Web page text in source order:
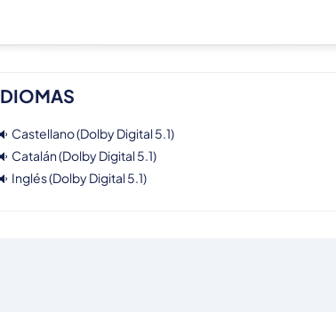
Castellano (Dolby Digital 5.1)
Catalán (Dolby Digital 5.1)
Inglés (Dolby Digital 5.1)